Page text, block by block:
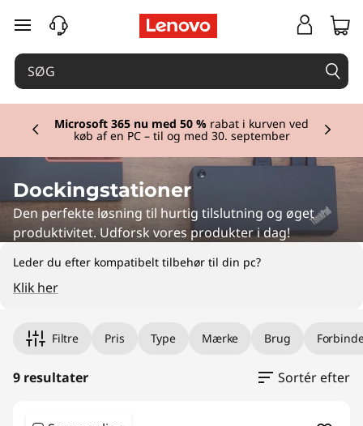
spring til hovedindhold
Microsoft 365 nu med 50 % rabat i kurven ved
køb af en PC – til og med 30. september
Dockingstationer
Den perfekte løsning til hurtig tilslutning og øget
produktivitet. Udforsk vores produkter i dag!
Leder du efter kompatibelt tilbehør til din pc?
Klik her
Filtre Pris Type Mærke Brug
9 resultater Sortér efter